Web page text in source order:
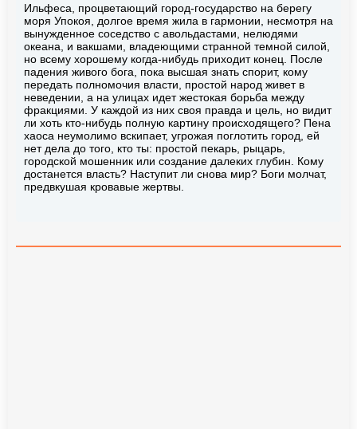
Ильфеса, процветающий город-государство на берегу
моря Упокоя, долгое время жила в гармонии, несмотря на
вынужденное соседство с авольдастами, нелюдями
океана, и вакшами, владеющими странной темной силой,
но всему хорошему когда-нибудь приходит конец. После
падения живого бога, пока высшая знать спорит, кому
передать полномочия власти, простой народ живет в
неведении, а на улицах идет жестокая борьба между
фракциями. У каждой из них своя правда и цель, но видит
ли хоть кто-нибудь полную картину происходящего? Пена
хаоса неумолимо вскипает, угрожая поглотить город, ей
нет дела до того, кто ты: простой пекарь, рыцарь,
городской мошенник или создание далеких глубин. Кому
достанется власть? Наступит ли снова мир? Боги молчат,
предвкушая кровавые жертвы.